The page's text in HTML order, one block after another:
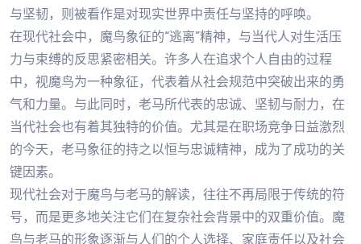
与坚韧，则被看作是对现实世界中责任与坚持的呼唤。
在现代社会中，魔鸟象征的“逃离”精神，与当代人对生活压
力与束缚的反思紧密相关。许多人在追求个人自由的过程
中，视魔鸟为一种象征，代表着从社会规范中突破出来的勇
气和力量。与此同时，老马所代表的忠诚、坚韧与耐力，在
当代社会也有着其独特的价值。尤其是在职场竞争日益激烈
的今天，老马象征的持之以恒与忠诚精神，成为了成功的关
键因素。
现代社会对于魔鸟与老马的解读，往往不再局限于传统的符
号，而是更多地关注它们在复杂社会背景中的双重价值。魔
鸟与老马的形象逐渐与人们的个人选择、家庭责任以及社会